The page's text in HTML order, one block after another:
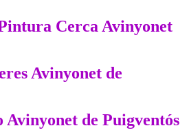
Cerca Avinyonet
Avinyonet de
de Puigventós